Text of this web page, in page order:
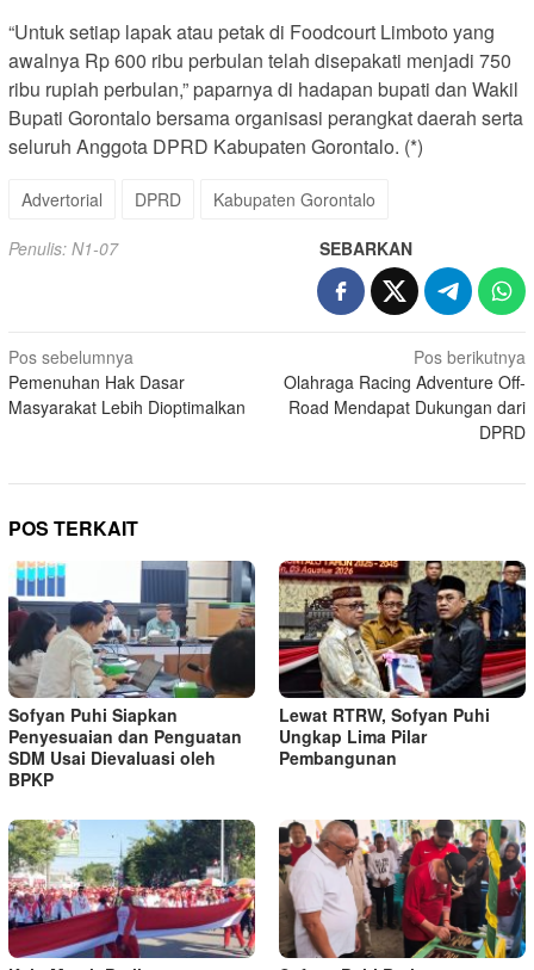
“Untuk setiap lapak atau petak di Foodcourt Limboto yang
awalnya Rp 600 ribu perbulan telah disepakati menjadi 750
ribu rupiah perbulan,” paparnya di hadapan bupati dan Wakil
Bupati Gorontalo bersama organisasi perangkat daerah serta
seluruh Anggota DPRD Kabupaten Gorontalo. (*)
Advertorial DPRD Kabupaten Gorontalo
Penulis: N1-07 SEBARKAN
Navigasi
pos
Pos sebelumnya
Pemenuhan Hak Dasar
Masyarakat Lebih Dioptimalkan
Pos berikutnya
Olahraga Racing Adventure Off-
Road Mendapat Dukungan dari
DPRD
POS TERKAIT
Sofyan Puhi Siapkan
Penyesuaian dan Penguatan
SDM Usai Dievaluasi oleh
BPKP
Lewat RTRW, Sofyan Puhi
Ungkap Lima Pilar
Pembangunan